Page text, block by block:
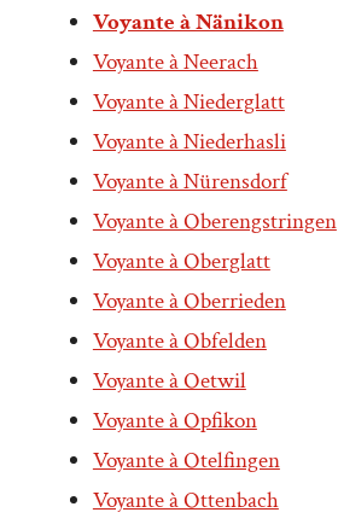
Voyante à Nänikon
Voyante à Neerach
Voyante à Niederglatt
Voyante à Niederhasli
Voyante à Nürensdorf
Voyante à Oberengstringen
Voyante à Oberglatt
Voyante à Oberrieden
Voyante à Obfelden
Voyante à Oetwil
Voyante à Opfikon
Voyante à Otelfingen
Voyante à Ottenbach